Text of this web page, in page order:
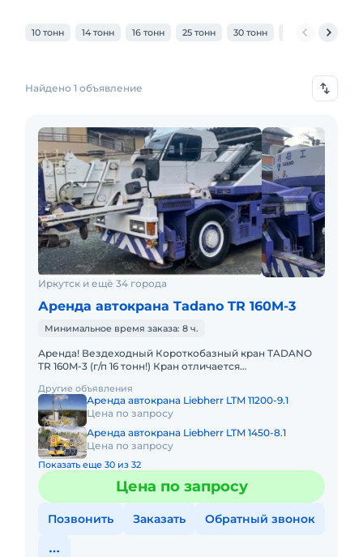
10 тонн 14 тонн 16 тонн 25 тонн 30 тонн 32 тонн
Найдено 1 объявление
Иркутск и ещё 34 города
Аренда автокрана Tadano TR 160M-3
Минимальное время заказа: 8 ч.
Аренда! Вездеходный Короткобазный кран TADANO
TR 160M-3 (г/п 16 тонн!) Кран отличается
бездорожью. Идеален в усл
Другие объявления
Аренда автокрана Liebherr LTM 11200-9.1
Цена по запросу
Аренда автокрана Liebherr LTM 1450-8.1
Цена по запросу
Показать еще 30 из 32
Цена по запросу
Позвонить Заказать Обратный звонок